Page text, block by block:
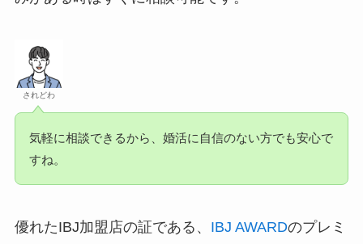
されどわ
気軽に相談できるから、婚活に自信のない方でも安心で
すね。
優れたIBJ加盟店の証である、 IBJ AWARDのプレミ